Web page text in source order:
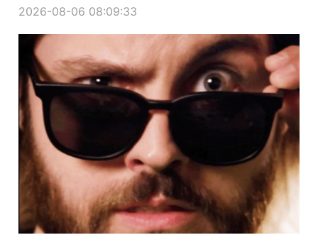
2026-08-06 08:09:33